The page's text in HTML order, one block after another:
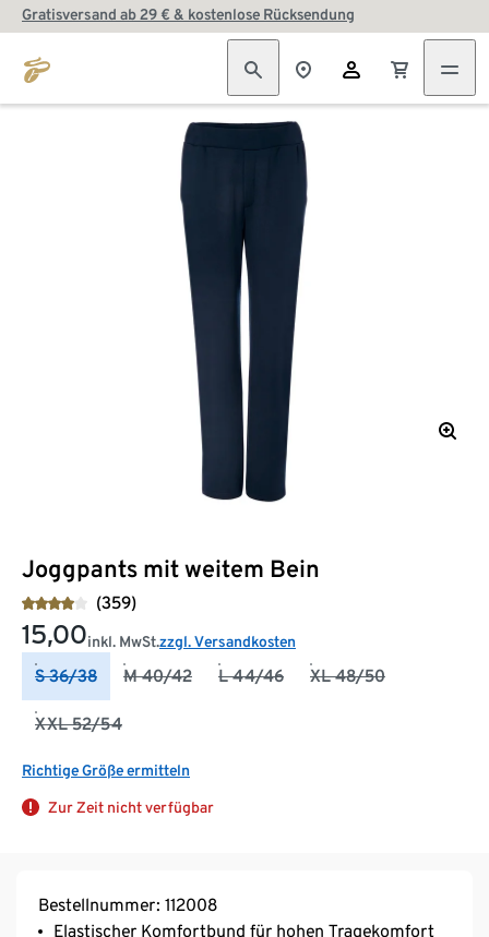
Gratisversand ab 29 € & kostenlose Rücksendung
Joggpants mit weitem Bein
(359)
15,00inkl. MwSt.zzgl. Versandkosten
S 36/38 M 40/42 L 44/46 XL 48/50
XXL 52/54
Richtige Größe ermitteln
Zur Zeit nicht verfügbar
Bestellnummer: 112008
Elastischer Komfortbund für hohen Tragekomfort